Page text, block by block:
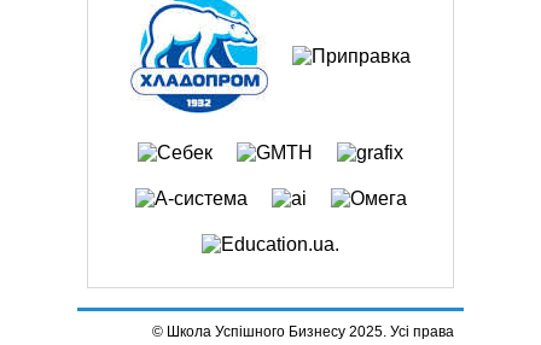
© Школа Успішного Бизнесу 2025. Усі права